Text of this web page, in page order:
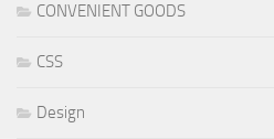
CONVENIENT GOODS
CSS
Design